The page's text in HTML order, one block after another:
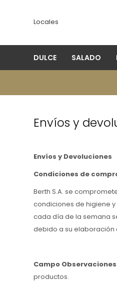
DULCE SALADO
Locales
Envíos y
Envíos y Devoluciones
Condiciones de
Berth S.A. se
condiciones de higiene
cada día de la semana
debido a su elaboración
Campo
productos.